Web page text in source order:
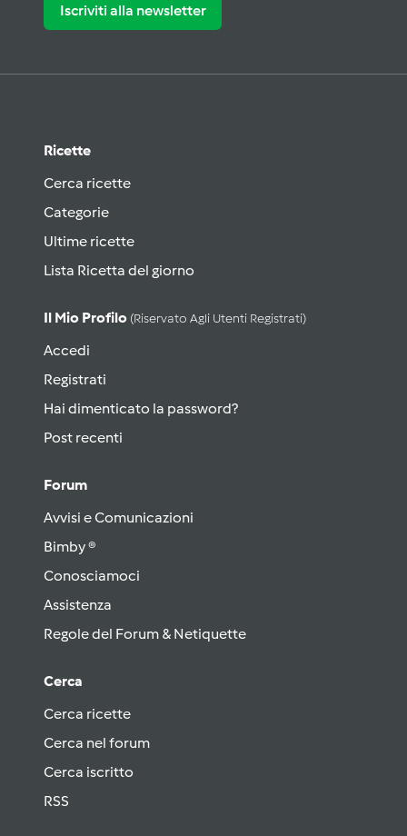
Iscriviti alla newsletter
Ricette
Cerca ricette
Categorie
Ultime ricette
Lista Ricetta del giorno
Il Mio Profilo (riservato Agli Utenti Registrati)
Accedi
Registrati
Hai dimenticato la password?
Post recenti
Forum
Avvisi e Comunicazioni
Bimby ®
Conosciamoci
Assistenza
Regole del Forum & Netiquette
Cerca
Cerca ricette
Cerca nel forum
Cerca iscritto
RSS